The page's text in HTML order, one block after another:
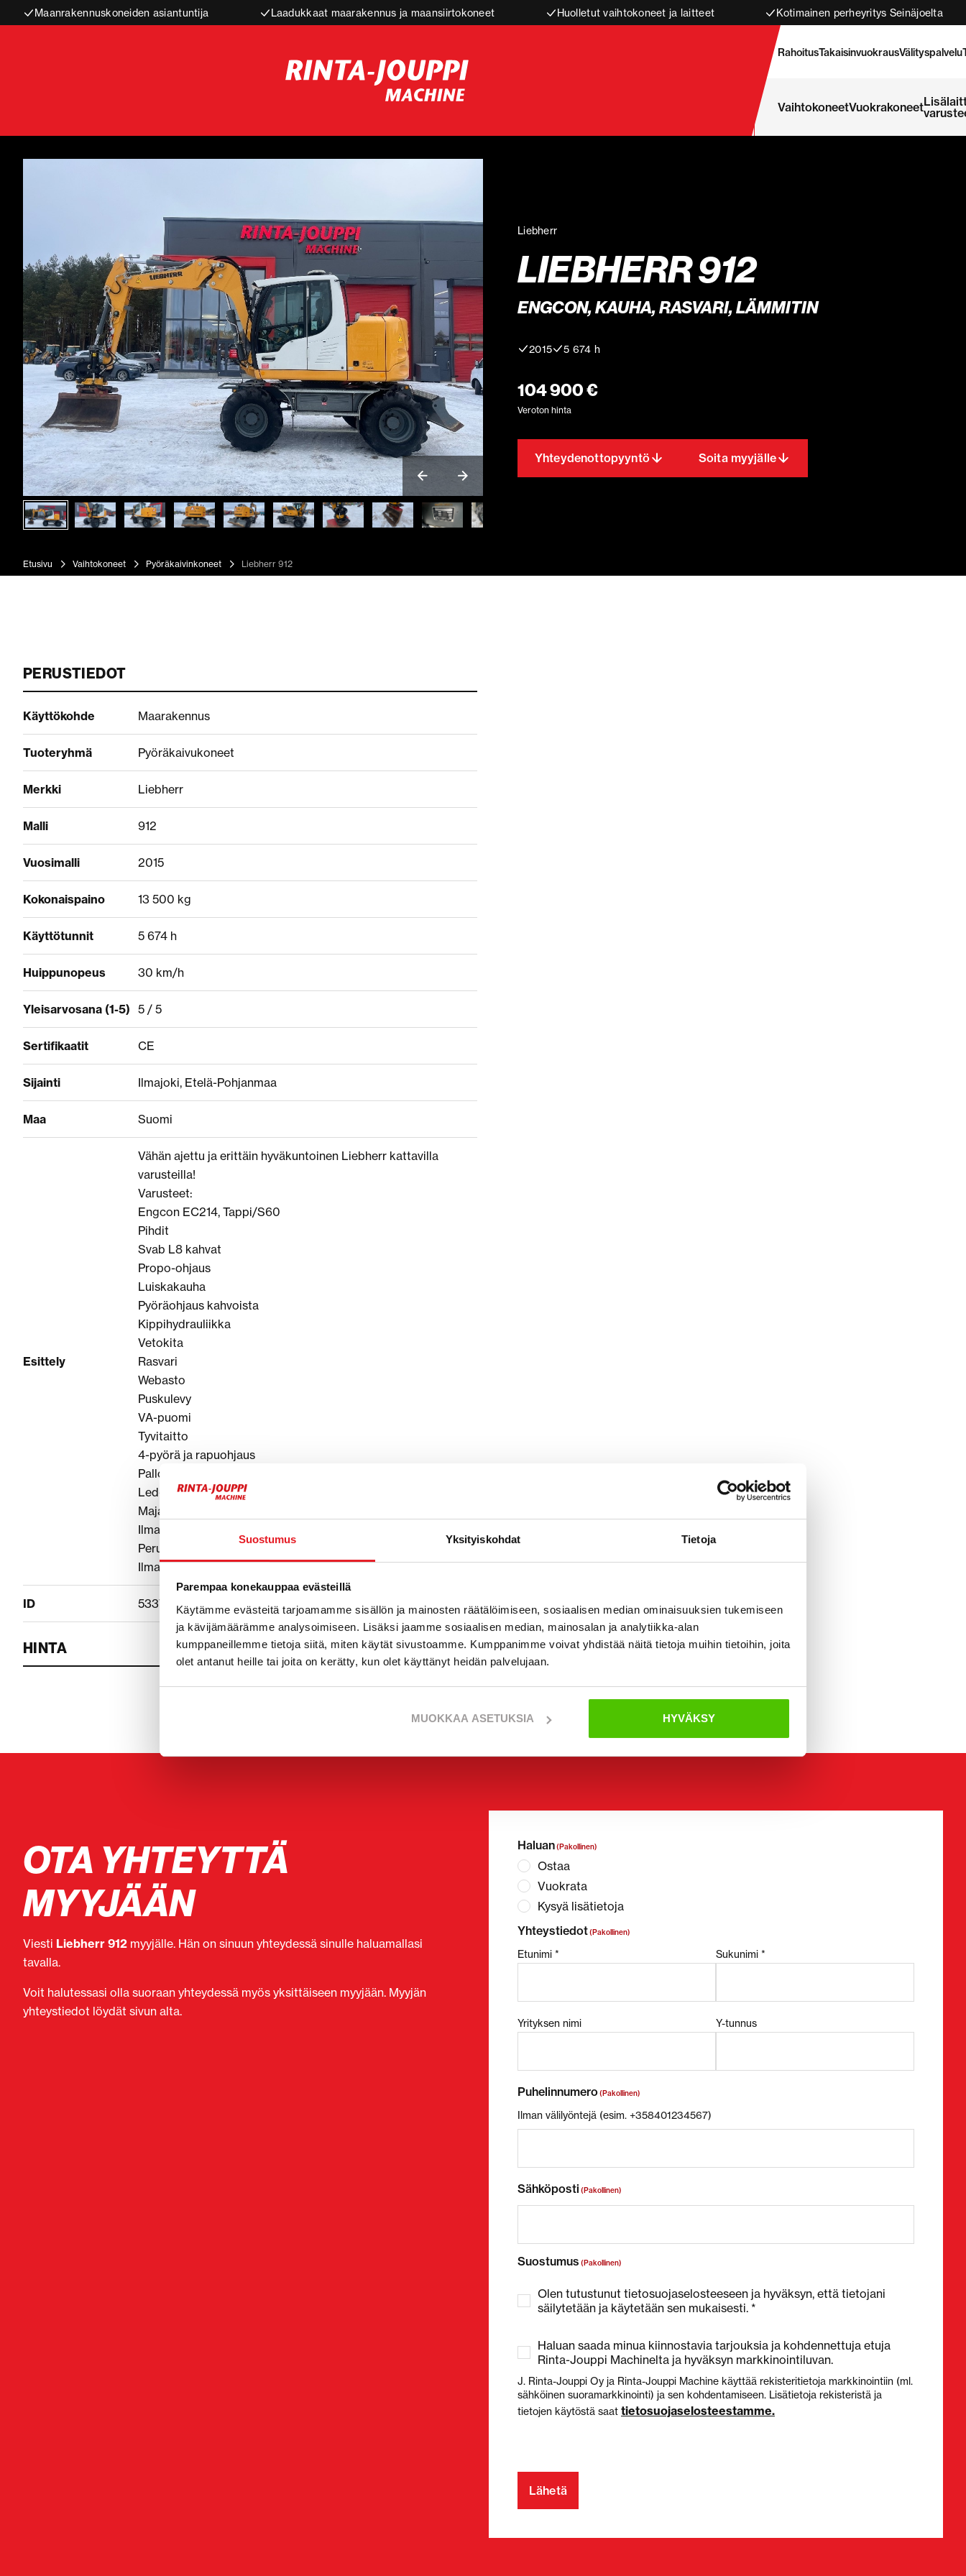
Suostumus Yksityiskohdat Tietoja
Parempaa konekauppaa evästeillä
Käytämme evästeitä tarjoamamme sisällön ja mainosten räätälöimiseen, sosiaalisen median ominaisuuksien tukemiseen
ja kävijämäärämme analysoimiseen. Lisäksi jaamme sosiaalisen median, mainosalan ja analytiikka-alan
kumppaneillemme tietoja siitä, miten käytät sivustoamme. Kumppanimme voivat yhdistää näitä tietoja muihin tietoihin, joita
olet antanut heille tai joita on kerätty, kun olet käyttänyt heidän palvelujaan.
MUOKKAA ASETUKSIA HYVÄKSY
Maanrakennuskoneiden asiantuntija Laadukkaat maarakennus ja maansiirtokoneet Huolletut vaihtokoneet ja laitteet Kotimainen perheyritys Seinäjoelta
RahoitusTakaisinvuokrausVälityspalvelu
VaihtokoneetVuokrakoneet
Liebherr
LIEBHERR 912
ENGCON, KAUHA, RASVARI, LÄMMITIN
2015 5 674 h
104 900 €
Veroton hinta
Yhteydenottopyyntö Soita myyjälle
Etusivu Vaihtokoneet Pyöräkaivinkoneet Liebherr 912
PERUSTIEDOT
Käyttökohde Maarakennus
Tuoteryhmä Pyöräkaivukoneet
Merkki Liebherr
Malli 912
Vuosimalli 2015
Kokonaispaino 13 500 kg
Käyttötunnit 5 674 h
Huippunopeus 30 km/h
Yleisarvosana (1-5) 5 / 5
Sertifikaatit CE
Sijainti Ilmajoki, Etelä-Pohjanmaa
Maa Suomi
Esittely
Vähän ajettu ja erittäin hyväkuntoinen Liebherr kattavilla
varusteilla!
Varusteet:
Engcon EC214, Tappi/S60
Pihdit
Svab L8 kahvat
Propo-ohjaus
Luiskakauha
Pyöräohjaus kahvoista
Kippihydrauliikka
Vetokita
Rasvari
Webasto
Puskulevy
VA-puomi
Tyvitaitto
4-pyörä ja rapuohjaus
Pallorenkaat
Led-Työvalot
Majakka
Ilmastointi
Peruutuskamera
Ilmapenkki
ID 5337947B
HINTA
OTA YHTEYTTÄ
MYYJÄÄN
Viesti Liebherr 912 myyjälle. Hän on sinuun yhteydessä sinulle haluamallasi
tavalla.
Voit halutessasi olla suoraan yhteydessä myös yksittäiseen myyjään. Myyjän
yhteystiedot löydät sivun alta.
Haluan(Pakollinen)
Ostaa
Vuokrata
Kysyä lisätietoja
Yhteystiedot(Pakollinen)
Etunimi * Sukunimi *
Yrityksen nimi Y-tunnus
Puhelinnumero(Pakollinen)
Ilman välilyöntejä (esim. +358401234567)
Sähköposti (Pakollinen)
Suostumus (Pakollinen)
Olen tutustunut tietosuojaselosteeseen ja hyväksyn, että tietojani
säilytetään ja käytetään sen mukaisesti. *
Haluan saada minua kiinnostavia tarjouksia ja kohdennettuja etuja
Rinta-Jouppi Machinelta ja hyväksyn markkinointiluvan.
J. Rinta-Jouppi Oy ja Rinta-Jouppi Machine käyttää rekisteritietoja markkinointiin (ml.
sähköinen suoramarkkinointi) ja sen kohdentamiseen. Lisätietoja rekisteristä ja
tietojen käytöstä saat tietosuojaselosteestamme.